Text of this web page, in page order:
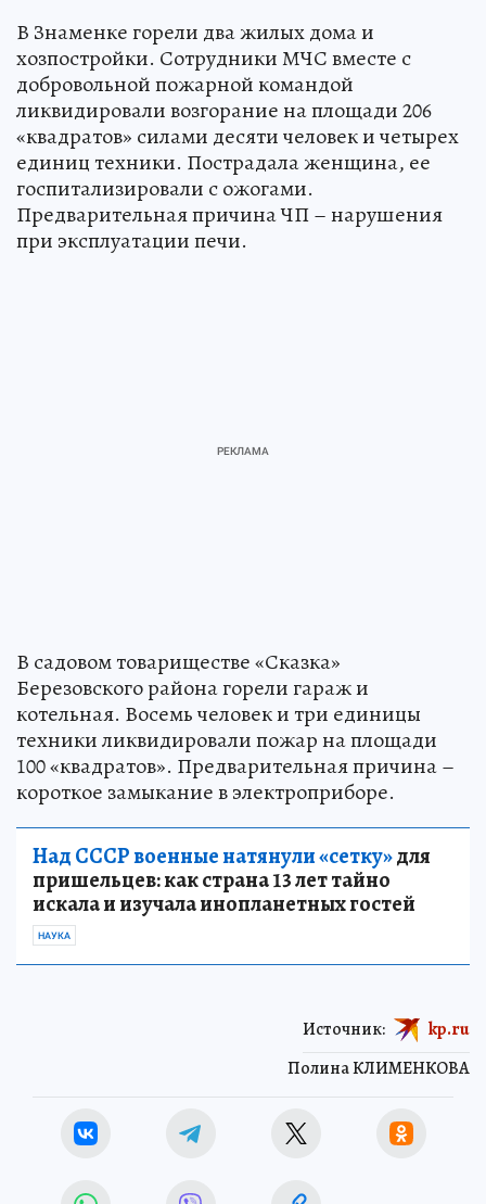
В Знаменке горели два жилых дома и
хозпостройки. Сотрудники МЧС вместе с
добровольной пожарной командой
ликвидировали возгорание на площади 206
«квадратов» силами десяти человек и четырех
единиц техники. Пострадала женщина, ее
госпитализировали с ожогами.
Предварительная причина ЧП – нарушения
при эксплуатации печи.
В садовом товариществе «Сказка»
Березовского района горели гараж и
котельная. Восемь человек и три единицы
техники ликвидировали пожар на площади
100 «квадратов». Предварительная причина –
короткое замыкание в электроприборе.
Над СССР военные натянули «сетку»для
пришельцев: как страна 13 лет тайно
искала и изучала инопланетных гостей
НАУКА
Полина КЛИМЕНКОВА
Источник: kp.ru